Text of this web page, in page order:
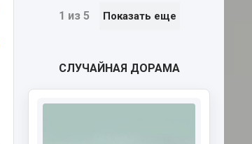
1 из 5 Показать еще
СЛУЧАЙНАЯ ДОРАМА